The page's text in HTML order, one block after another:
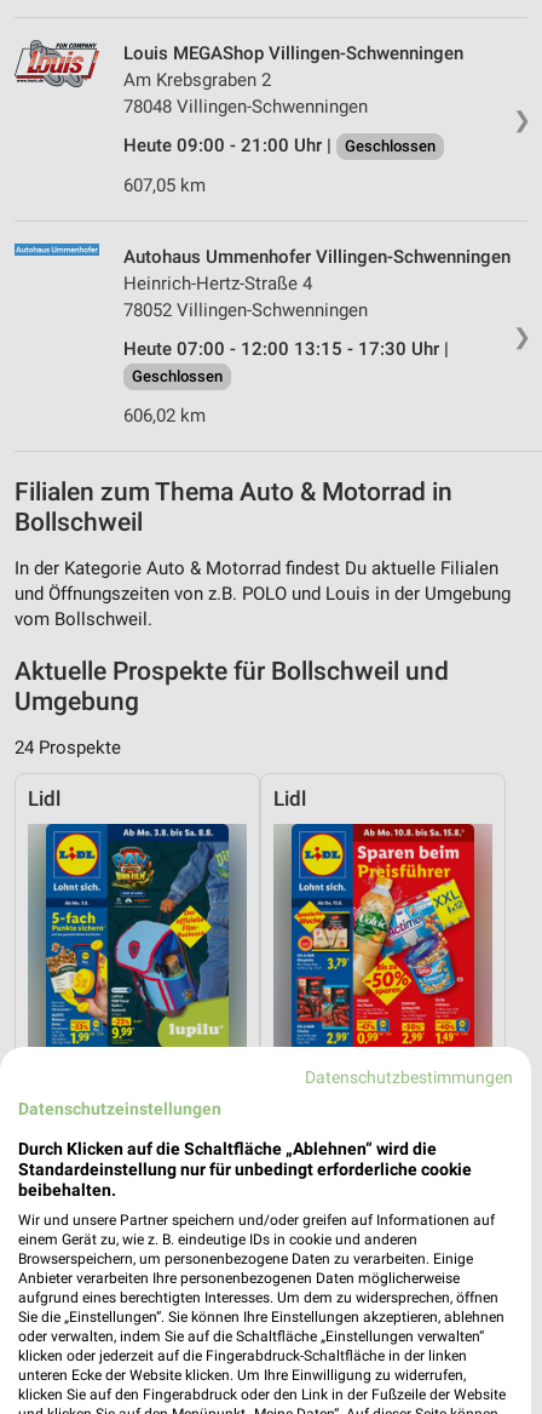
❯
Louis MEGAShop Villingen-Schwenningen
Am Krebsgraben 2
78048 Villingen-Schwenningen
Heute 09:00 - 21:00 Uhr |
Geschlossen
607,05 km
❯
Autohaus Ummenhofer Villingen-Schwenningen
Heinrich-Hertz-Straße 4
78052 Villingen-Schwenningen
Heute 07:00 - 12:00 13:15 - 17:30 Uhr |
Geschlossen
606,02 km
Filialen zum Thema Auto & Motorrad in
Bollschweil
In der Kategorie Auto & Motorrad findest Du aktuelle Filialen
und Öffnungszeiten von z.B. POLO und Louis in der Umgebung
vom Bollschweil.
Aktuelle Prospekte für Bollschweil und
Umgebung
24 Prospekte
Lidl
6,1 km
Angebote ab 03.08.
Lidl
6,1 km
Angebote ab 10.08.
PENNY toom Baumarkt
Datenschutzbestimmungen
Datenschutzeinstellungen
Durch Klicken auf die Schaltfläche „Ablehnen“ wird die
Standardeinstellung nur für unbedingt erforderliche cookie
beibehalten.
Wir und unsere Partner speichern und/oder greifen auf Informationen auf
einem Gerät zu, wie z. B. eindeutige IDs in cookie und anderen
Browserspeichern, um personenbezogene Daten zu verarbeiten. Einige
Anbieter verarbeiten Ihre personenbezogenen Daten möglicherweise
aufgrund eines berechtigten Interesses. Um dem zu widersprechen, öffnen
Sie die „Einstellungen“. Sie können Ihre Einstellungen akzeptieren, ablehnen
oder verwalten, indem Sie auf die Schaltfläche „Einstellungen verwalten“
klicken oder jederzeit auf die Fingerabdruck-Schaltfläche in der linken
unteren Ecke der Website klicken. Um Ihre Einwilligung zu widerrufen,
klicken Sie auf den Fingerabdruck oder den Link in der Fußzeile der Website